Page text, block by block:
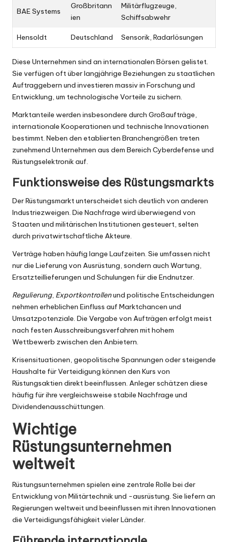
BAE Systems
Großbritann
ien
Militärflugzeuge,
Schiffsabwehr
Hensoldt Deutschland Sensorik, Radarlösungen
Diese Unternehmen sind an internationalen Börsen gelistet.
Sie verfügen oft über langjährige Beziehungen zu staatlichen
Auftraggebern und investieren massiv in Forschung und
Entwicklung, um technologische Vorteile zu sichern.
Marktanteile werden insbesondere durch Großaufträge,
internationale Kooperationen und technische Innovationen
bestimmt. Neben den etablierten Branchengrößen treten
zunehmend Unternehmen aus dem Bereich Cyberdefense und
Rüstungselektronik auf.
Funktionsweise des Rüstungsmarkts
Der Rüstungsmarkt unterscheidet sich deutlich von anderen
Industriezweigen. Die Nachfrage wird überwiegend von
Staaten und militärischen Institutionen gesteuert, selten
durch privatwirtschaftliche Akteure.
Verträge haben häufig lange Laufzeiten. Sie umfassen nicht
nur die Lieferung von Ausrüstung, sondern auch Wartung,
Ersatzteillieferungen und Schulungen für die Endnutzer.
Regulierung, Exportkontrollenund politische Entscheidungen
nehmen erheblichen Einfluss auf Marktchancen und
Umsatzpotenziale. Die Vergabe von Aufträgen erfolgt meist
nach festen Ausschreibungsverfahren mit hohem
Wettbewerb zwischen den Anbietern.
Krisensituationen, geopolitische Spannungen oder steigende
Haushalte für Verteidigung können den Kurs von
Rüstungsaktien direkt beeinflussen. Anleger schätzen diese
häufig für ihre vergleichsweise stabile Nachfrage und
Dividendenausschüttungen.
Wichtige
Rüstungsunternehmen
weltweit
Rüstungsunternehmen spielen eine zentrale Rolle bei der
Entwicklung von Militärtechnik und -ausrüstung. Sie liefern an
Regierungen weltweit und beeinflussen mit ihren Innovationen
die Verteidigungsfähigkeit vieler Länder.